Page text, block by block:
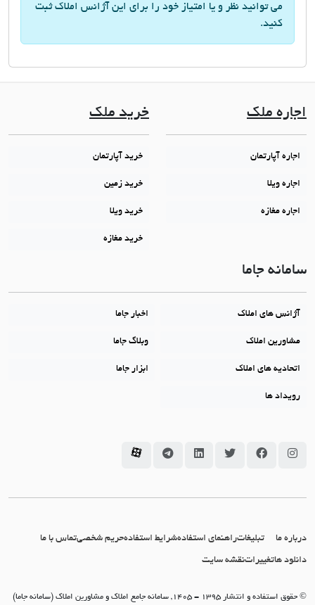
می توانید نظر و یا امتیاز خود را برای این آژانس املاک ثبت
کنید.
اجاره ملک
اجاره آپارتمان
اجاره ویلا
اجاره مغازه
خرید ملک
خرید آپارتمان
خرید زمین
خرید ویلا
خرید مغازه
سامانه جاما
آژانس های املاک اخبار جاما
مشاورین املاک وبلاگ جاما
اتحادیه های املاک ابزار جاما
رویداد ها
سامانه جاما در اینستاگرام
سامانه جاما در فیسبوک
سامانه جاما در توئیتر
سامانه جاما در لینکداین
سامانه جاما در تلگرام
سامانه جاما در آپارات
درباره ما تبلیغاتراهنمای استفادهشرایط استفادهحریم شخصیتماس با ما
دانلود هاتغییراتنقشه سایت
© حقوق استفاده و انتشار 1395 - 1405, سامانه جامع املاک و مشاورین املاک (سامانه جاما)